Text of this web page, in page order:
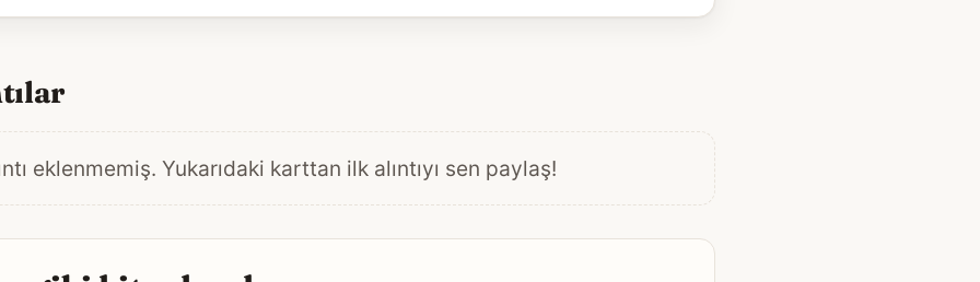
eklenmemiş. Yukarıdaki karttan ilk alıntıyı sen paylaş!